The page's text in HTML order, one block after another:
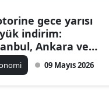
gece yarısı
indirim:
Ankara ve
akaryakıt
değişti
09 Mayıs 2026